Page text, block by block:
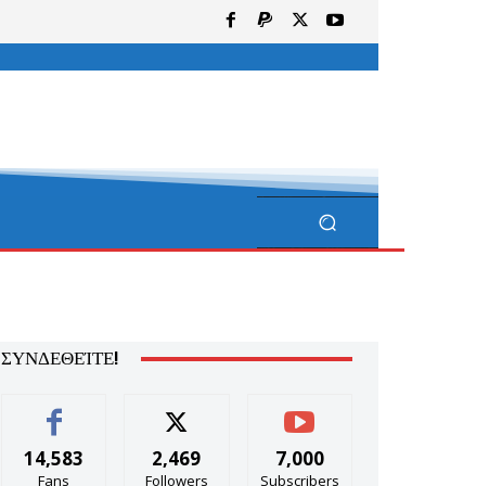
ΣΥΝΔΕΘΕΊΤΕ!
14,583
Fans
2,469
Followers
7,000
Subscribers